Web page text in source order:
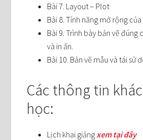
Bài 7. Layout – Plot
Bài 8. Tính năng mở rộng
Bài 9. Trình bày bản vẽ đúng
và in ấn.
Bài 10. Bản vẽ mẫu và tái sử
Các thông tin
học:
Lịch khai giảng xem tại đây